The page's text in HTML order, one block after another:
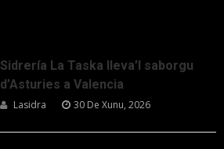
Sidrería La Taska lleva’l saborgu
d’Asturies a Valencia
Lasidra 30 De Xunu, 2026